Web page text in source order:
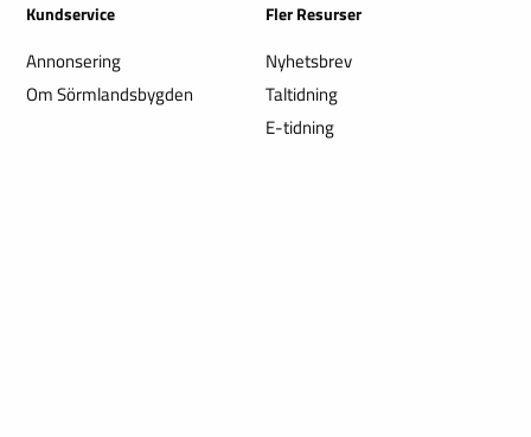
Kundservice
Annonsering
Om Sörmlandsbygden
Fler Resurser
Nyhetsbrev
Taltidning
E-tidning